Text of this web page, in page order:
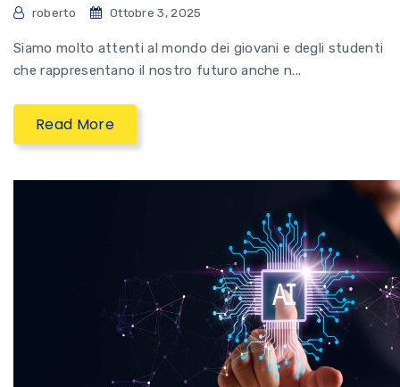
roberto Ottobre 3, 2025
Siamo molto attenti al mondo dei giovani e degli studenti
che rappresentano il nostro futuro anche n...
Read More